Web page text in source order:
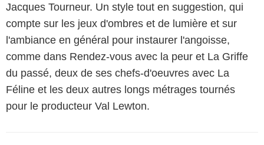
Jacques Tourneur. Un style tout en suggestion, qui
compte sur les jeux d'ombres et de lumière et sur
l'ambiance en général pour instaurer l'angoisse,
comme dans Rendez-vous avec la peur et La Griffe
du passé, deux de ses chefs-d'oeuvres avec La
Féline et les deux autres longs métrages tournés
pour le producteur Val Lewton.